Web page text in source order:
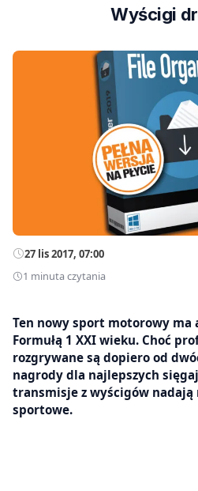
Wyścigi
27 lis 2017, 07:00
1 minuta czytania
Ten nowy sport motorowy ma
Formułą 1 XXI wieku. Choć
rozgrywane są dopiero od
nagrody dla najlepszych
transmisje z wyścigów nadają
sportowe.